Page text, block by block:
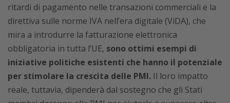
ritardi di pagamento nelle transazioni commerciali e la
direttiva sulle norme IVA nell’era digitale (ViDA), che
mira a introdurre la fatturazione elettronica
obbligatoria in tutta l’UE, sono ottimi esempi di
iniziative politiche esistenti che hanno il potenziale
per stimolare la crescita delle PMI. Il loro impatto
reale, tuttavia, dipenderà dal sostegno che gli Stati